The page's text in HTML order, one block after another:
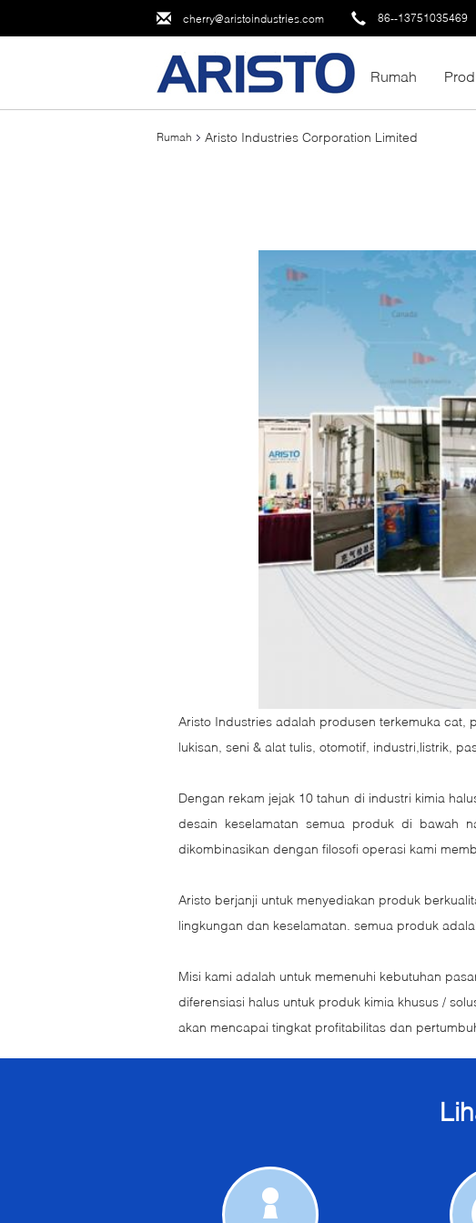
cherry@aristoindustries.com 86--13751035469
Rumah
Rumah Aristo Industries Corporation Limited
Aristo Industries adalah produsen terkemuka cat,
lukisan, seni & alat tulis, otomotif, industri,listrik,
Dengan rekam jejak 10 tahun di industri kimia
desain keselamatan semua produk di bawah
dikombinasikan dengan filosofi operasi kami
Aristo berjanji untuk menyediakan produk
lingkungan dan keselamatan. semua produk
Misi kami adalah untuk memenuhi kebutuhan
diferensiasi halus untuk produk kimia khusus /
akan mencapai tingkat profitabilitas dan